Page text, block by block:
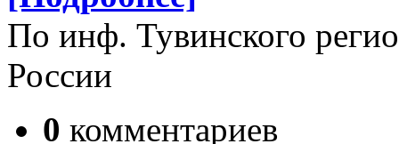
По инф. Тувинского
России
0 комментариев